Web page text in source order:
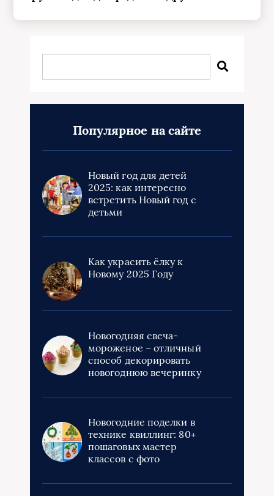
Популярное на сайте
Новый год для детей
2025: как интересно
встретить Новый год с
детьми
Как украсить ёлку к
Новому 2025 Году
Новогодняя свеча-
мороженое – отличный
способ декорировать
новогоднюю вечеринку
Новогодние поделки в
технике квиллинг: 80+
пошаговых мастер
классов с фото